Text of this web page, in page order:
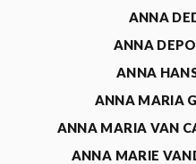
ANNA
ANNA
ANNA
ANNA MARIA
ANNA MARIA VAN
ANNA MARIE